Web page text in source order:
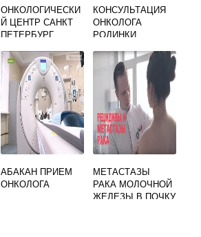
ОНКОЛОГИЧЕСКИ
Й ЦЕНТР САНКТ
ПЕТЕРБУРГ
САЙТ
КОНСУЛЬТАЦИЯ
ОНКОЛОГА
РОДИНКИ
АБАКАН ПРИЕМ
ОНКОЛОГА
МЕТАСТАЗЫ
РАКА МОЛОЧНОЙ
ЖЕЛЕЗЫ В ПОЧКУ